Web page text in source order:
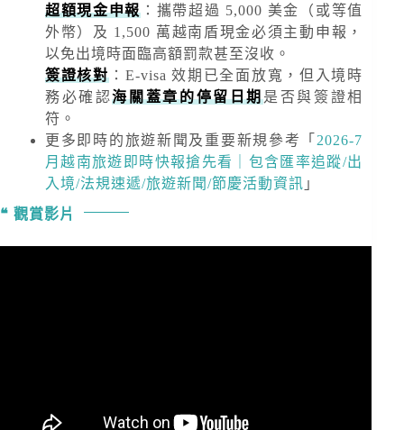
超額現金申報 ：攜帶超過 5,000 美金
（或等值
外幣）及 1,500 萬越南盾現金必須主動申報，
以免出境時面臨高額罰款甚至沒收。
簽證核對：E-visa 效期已全面放寬，但入境時
務必確認海關蓋章的停留日期是否與簽證相
符。
更多即時的旅遊新聞及重要新規參考「2026-7
月越南旅遊即時快報搶先看｜包含匯率追蹤/出
入境/法規速遞/旅遊新聞/節慶活動資訊 」
觀賞影片